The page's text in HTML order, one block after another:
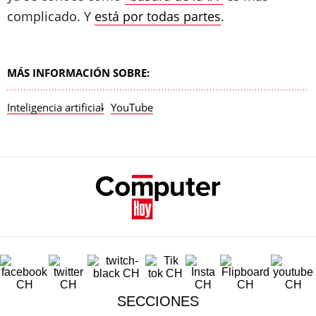
complicado. Y está por todas partes.
MÁS INFORMACIÓN SOBRE:
Inteligencia artificial YouTube
SECCIONES